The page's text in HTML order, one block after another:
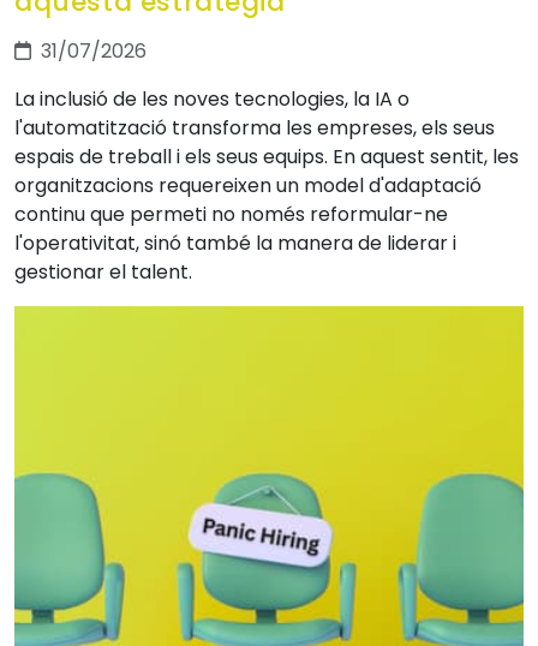
31/07/2026
La inclusió de les noves tecnologies, la IA o
l'automatització transforma les empreses, els seus
espais de treball i els seus equips. En aquest sentit, les
organitzacions requereixen un model d'adaptació
continu que permeti no només reformular-ne
l'operativitat, sinó també la manera de liderar i
gestionar el talent.